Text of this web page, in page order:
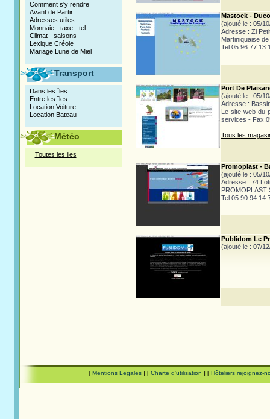
Mastock -
(ajouté le : 05/
Adresse : Zi
Martiniquaise
Tel:05 96 77 13
Port De
(ajouté le : 05/
Adresse :
Le site web du
services -
Tous les
Promoplast -
(ajouté le : 05/
Adresse : 74
PROMOPLAST
Tel:05 90 94 14
Publidom Le
(ajouté le : 07/
Comment s'y rendre
Avant de Partir
Adresses utiles
Monnaie - taxe - tel
Climat - saisons
Lexique Créole
Mariage Lune de Miel
Transport
Dans les îles
Entre les îles
Location Voiture
Location Bateau
Météo
Toutes les iles
[ Mentions Legales ] [ Charte d'utilisation ] [ Hôteliers rejoignez-